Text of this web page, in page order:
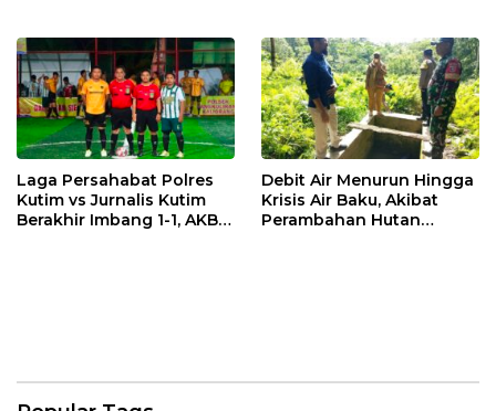
Laga Persahabat Polres
Kutim vs Jurnalis Kutim
Berakhir Imbang 1-1, AKBP
Debit Air Menurun Hingga
Krisis Air Baku, Akibat
Perambahan Hutan